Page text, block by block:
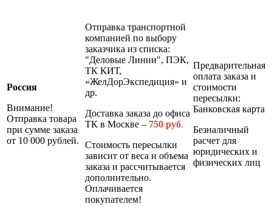
Россия
Внимание!
Отправка товара
при сумме заказа
от 10 000 рублей.
Отправка транспортной
компанией по выбору
заказчика из списка:
"Деловые Линии", ПЭК,
ТК КИТ,
«ЖелДорЭкспедиция» и
др.
Доставка заказа до офиса
ТК в Москве – 750 руб.
Стоимость пересылки
зависит от веса и объема
заказа и рассчитывается
дополнительно.
Оплачивается
покупателем!
Предварительная
оплата заказа и
стоимости
пересылки:
Банковская карта
Безналичный
расчет для
юридических и
физических лиц